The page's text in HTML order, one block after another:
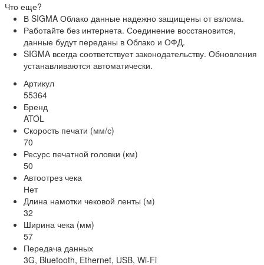
Что еще?
В SIGMA Облако данные надежно защищены от взлома.
Работайте без интернета. Соединение восстановится,
данные будут переданы в Облако и ОФД.
SIGMA всегда соответствует законодательству. Обновления
устанавливаются автоматически.
Артикул
55364
Бренд
ATOL
Скорость печати (мм/с)
70
Ресурс печатной головки (км)
50
Автоотрез чека
Нет
Длина намотки чековой ленты (м)
32
Ширина чека (мм)
57
Передача данных
3G, Bluetooth, Ethernet, USB, Wi-Fi